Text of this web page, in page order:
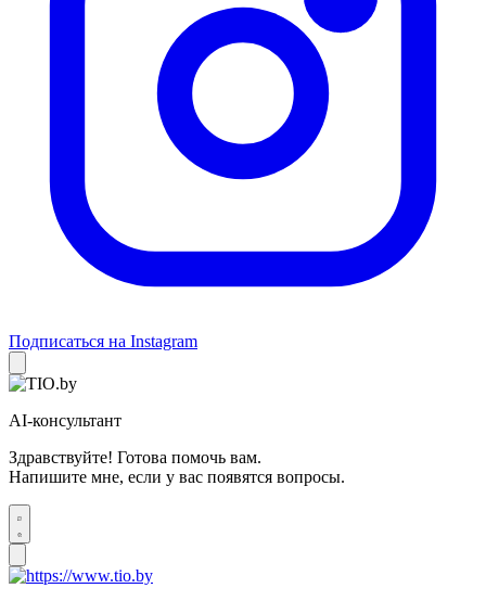
Подписаться на Instagram
AI-консультант
Здравствуйте! Готова помочь вам.
Напишите мне, если у вас появятся вопросы.